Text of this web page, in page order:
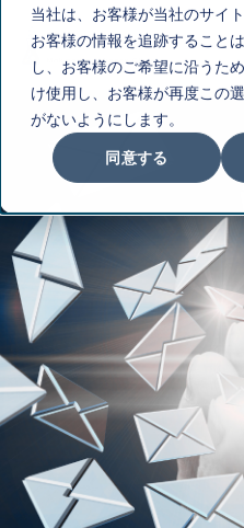
当社は、お客様が当社のサイ
お客様の情報を追跡すること
し、お客様のご希望に沿うた
け使用し、お客様が再度この
がないようにします。
同意する